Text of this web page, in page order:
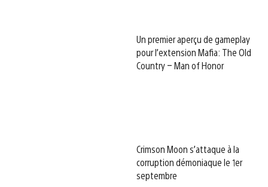
Un premier aperçu de gameplay
pour l’extension Mafia: The Old
Country – Man of Honor
Crimson Moon s’attaque à la
corruption démoniaque le 1er
septembre